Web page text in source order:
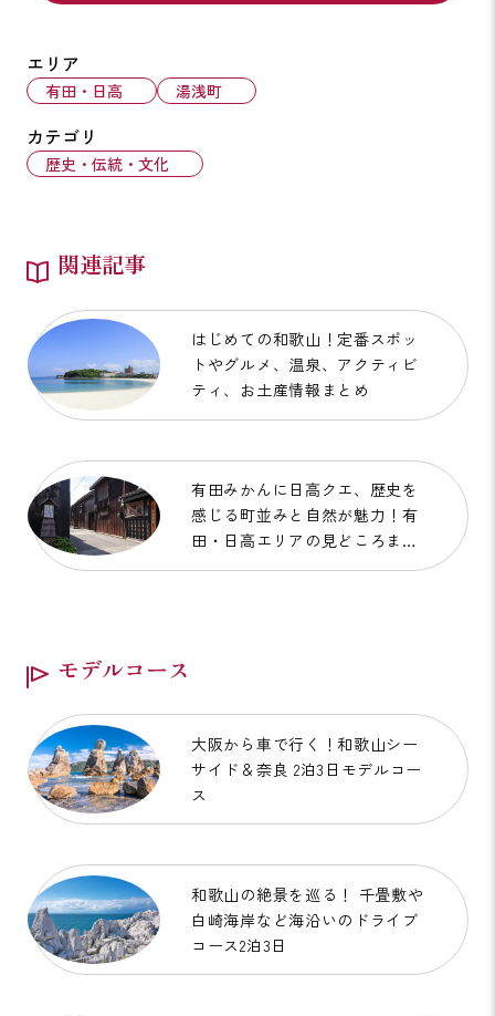
エリア
有田・日高 湯浅町
カテゴリ
歴史・伝統・文化
関連記事
はじめての和歌山！定番スポッ
トやグルメ、温泉、アクティビ
ティ、お土産情報まとめ
有田みかんに日高クエ、歴史を
感じる町並みと自然が魅力！有
田・日高エリアの見どころまと
め
モデルコース
大阪から車で行く！和歌山シー
サイド＆奈良 2泊3日モデルコー
ス
和歌山の絶景を巡る！ 千畳敷や
白崎海岸など海沿いのドライブ
コース2泊3日